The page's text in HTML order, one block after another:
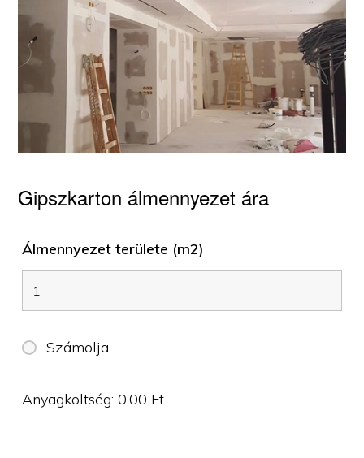
Gipszkarton álmennyezet ára
Álmennyezet területe (m2)
Számolja
Anyagköltség:0,00 Ft